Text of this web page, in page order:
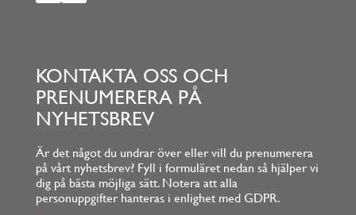
KONTAKTA OSS OCH
PRENUMERERA PÅ
NYHETSBREV
Är det något du undrar över eller vill du prenumerera
på vårt nyhetsbrev? Fyll i formuläret nedan så hjälper vi
dig på bästa möjliga sätt. Notera att alla
personuppgifter hanteras i enlighet med GDPR.